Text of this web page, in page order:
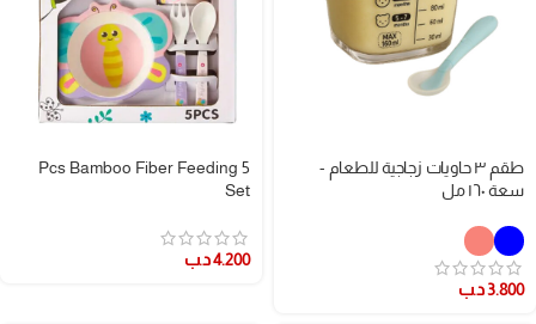
طقم ٣ حاويات زجاجية للطعام -
سعة ١٦٠ مل
3.800د.ب
5 Pcs Bamboo Fiber Feeding
Set
4.200د.ب